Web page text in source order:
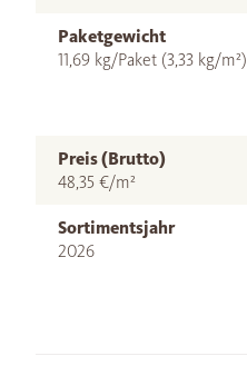
Paketgewicht
11,69 kg/Paket (3,33 kg/m²)
Preis (Brutto)
48,35 €/m²
Sortimentsjahr
2026